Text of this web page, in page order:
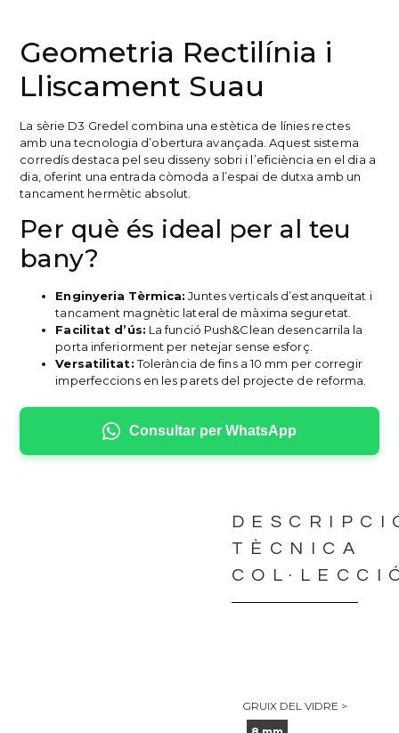
Geometria Rectilínia i
Lliscament Suau
La sèrie D3 Gredel combina una estètica de línies rectes
amb una tecnologia d’obertura avançada. Aquest sistema
corredís destaca pel seu disseny sobri i l’eficiència en el dia a
dia, oferint una entrada còmoda a l’espai de dutxa amb un
tancament hermètic absolut.
Per què és ideal per al teu
bany?
Enginyeria Tèrmica: Juntes verticals d’estanqueïtat i
tancament magnètic lateral de màxima seguretat.
Facilitat d’ús: La funció Push&Clean desencarrila la
porta inferiorment per netejar sense esforç.
Versatilitat:Tolerància de fins a 10 mm per corregir
imperfeccions en les parets del projecte de reforma.
Consultar per WhatsApp
TÈCNICA
GRUIX DEL VIDRE >